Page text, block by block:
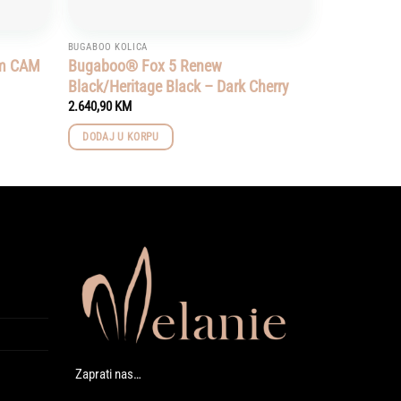
CAM
BUGABOO KOLICA
Bugaboo® Fox 5 Renew
Black/Heritage Black – Dark Cherry
2.640,90KM
DODAJ U KORPU
Zaprati nas…